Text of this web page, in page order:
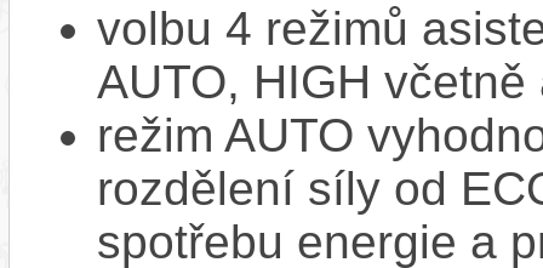
volbu 4 režimů
AUTO, HIGH
režim AUTO
rozdělení síly od
spotřebu energie a